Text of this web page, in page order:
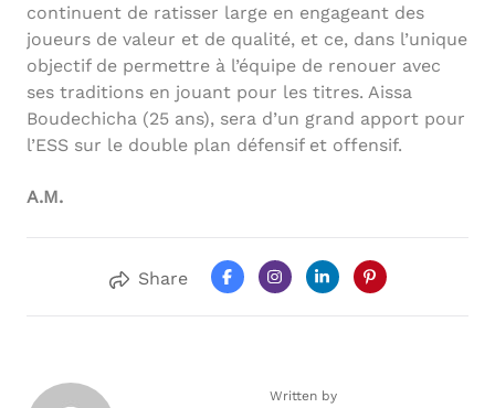
continuent de ratisser large en engageant des
joueurs de valeur et de qualité, et ce, dans l’unique
objectif de permettre à l’équipe de renouer avec
ses traditions en jouant pour les titres. Aissa
Boudechicha (25 ans), sera d’un grand apport pour
l’ESS sur le double plan défensif et offensif.
A.M.
Share
Written by